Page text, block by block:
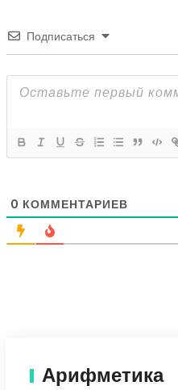
Подписаться
0 КОММЕНТАРИЕВ
Арифметика